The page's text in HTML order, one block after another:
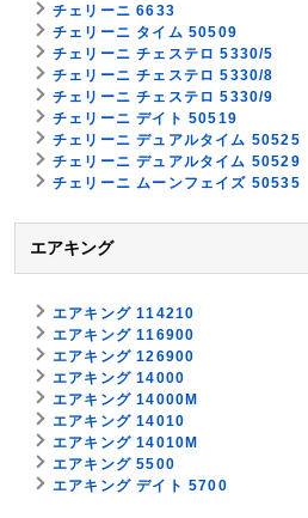
チェリーニ 6633
チェリーニ タイム 50509
チェリーニ チェステロ 5330/5
チェリーニ チェステロ 5330/8
チェリーニ チェステロ 5330/9
チェリーニ デイト 50519
チェリーニ デュアルタイム 50525
チェリーニ デュアルタイム 50529
チェリーニ ムーンフェイズ 50535
エアキング
エアキング 114210
エアキング 116900
エアキング 126900
エアキング 14000
エアキング 14000M
エアキング 14010
エアキング 14010M
エアキング 5500
エアキング デイト 5700